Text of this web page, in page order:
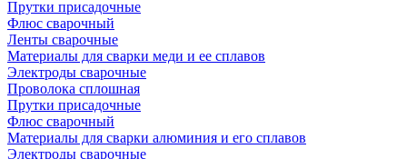
Прутки присадочные
Флюс сварочный
Ленты сварочные
Материалы для сварки меди и ее сплавов
Электроды сварочные
Проволока сплошная
Прутки присадочные
Флюс сварочный
Материалы для сварки алюминия и его сплавов
Электроды сварочные